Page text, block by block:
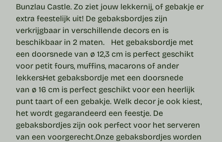
Bunzlau Castle. Zo ziet jouw lekkernij, of gebakje er
extra feestelijk uit! De gebaksbordjes zijn
verkrijgbaar in verschillende decors en is
beschikbaar in 2 maten.
Het gebaksbordje met
een doorsnede van ø 12,3 cm is perfect geschikt
voor petit fours, muffins, macarons of ander
lekkers.Het gebaksbordje met een doorsnede
van ø 16 cm is perfect geschikt voor een heerlijk
punt taart of een gebakje. Welk decor je ook kiest,
het wordt gegarandeerd een feestje. De
gebaksbordjes zijn ook perfect voor het serveren
van een voorgerecht.Onze gebaksbordjes worden